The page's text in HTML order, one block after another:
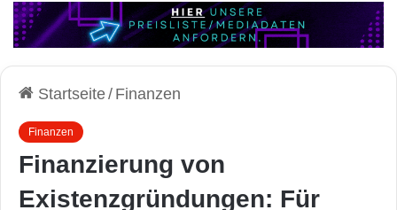
Startseite/ Finanzen
Finanzen
Finanzierung von
Existenzgründungen: Für